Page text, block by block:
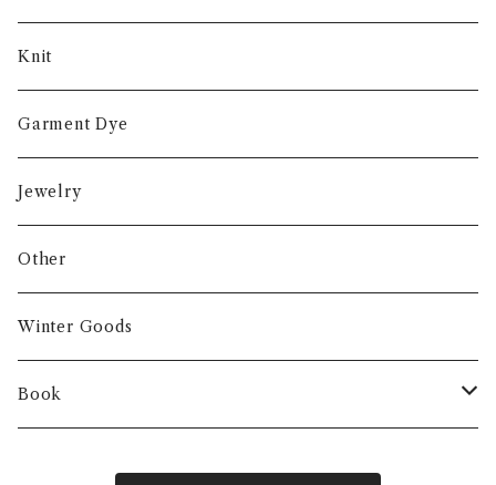
Knit
Garment Dye
Jewelry
Other
Winter Goods
Book